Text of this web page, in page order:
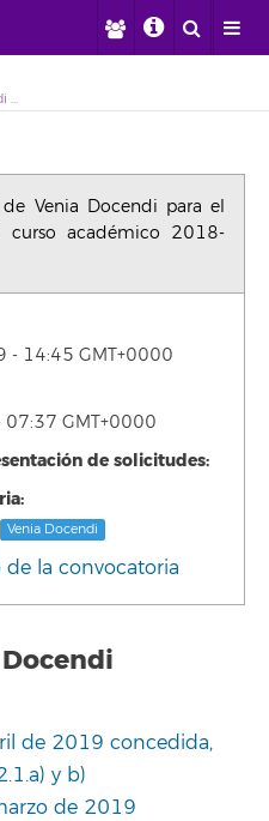
Convocatoria de solicitud de Venia Docendi para el segundo cuatrimestre del curso académico 2018-2019
Venia Docendi para el
curso académico 2018-
- 14:45 GMT+0000
07:37 GMT+0000
de solicitudes:
Venia Docendi
la convocatoria
de 2019 concedida,
y b)
de 2019